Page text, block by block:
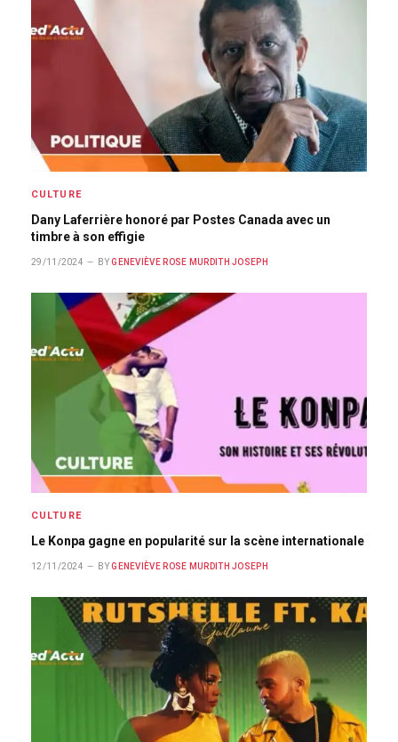
CULTURE
Dany Laferrière honoré par Postes Canada avec un
timbre à son effigie
29/11/2024 BY GENEVIÈVE ROSE MURDITH JOSEPH
CULTURE
Le Konpa gagne en popularité sur la scène internationale
12/11/2024 BY GENEVIÈVE ROSE MURDITH JOSEPH